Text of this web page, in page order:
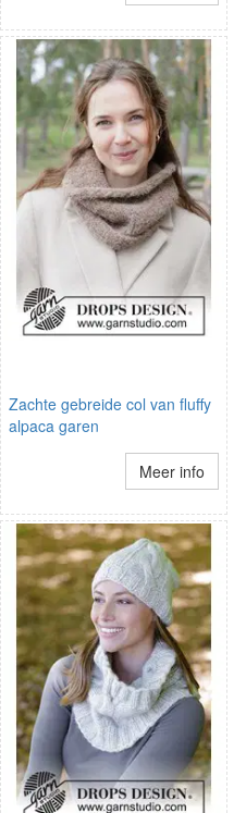
Zachte gebreide col van fluffy
alpaca garen
Meer info